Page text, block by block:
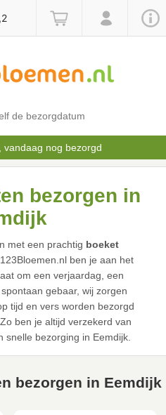
de bezorgdatum
vandaag nog bezorgd
bezorgen in
met een prachtig boeket
ben je aan het
om een verjaardag, een
gebaar, wij zorgen
tijd en vers worden bezorgd
ben je altijd verzekerd van
bezorging in Eemdijk.
bezorgen in Eemdijk